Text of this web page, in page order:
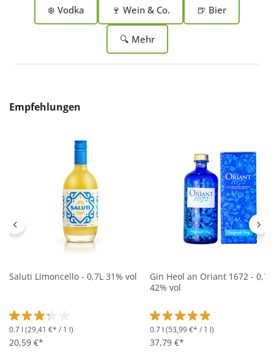
❄️ Vodka 🍷 Wein & Co. 🍺 Bier
🔍 Mehr
Produktgalerie überspringen
Empfehlungen
Saluti Limoncello - 0,7L 31% vol
Durchschnittliche Bewertung von 3.2 von 5 Sternen
0.7 l (29,41 €* / 1 l)
20,59 €*
Gin Heol an Oriant 1672 - 0,7L
42% vol
Durchschnittliche
0.7 l (53,99 €* / 1 l)
37,79 €*